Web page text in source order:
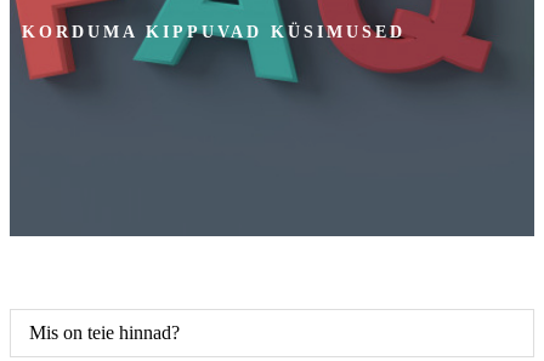
KORDUMA KIPPUVAD KÜSIMUSED
Mis on teie hinnad?